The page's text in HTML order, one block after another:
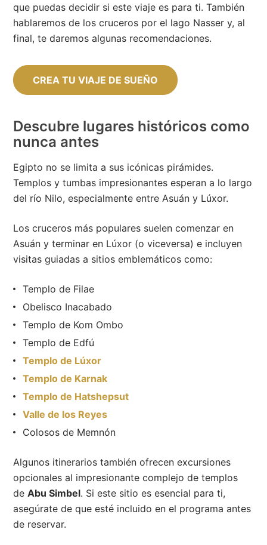
que puedas decidir si este viaje es para ti. También
hablaremos de los cruceros por el lago Nasser y, al
final, te daremos algunas recomendaciones.
CREA TU VIAJE DE SUEÑO
Descubre lugares históricos como
nunca antes
Egipto no se limita a sus icónicas pirámides.
Templos y tumbas impresionantes esperan a lo largo
del río Nilo, especialmente entre Asuán y Lúxor.
Los cruceros más populares suelen comenzar en
Asuán y terminar en Lúxor (o viceversa) e incluyen
visitas guiadas a sitios emblemáticos como:
Templo de Filae
Obelisco Inacabado
Templo de Kom Ombo
Templo de Edfú
Templo de Lúxor
Templo de Karnak
Templo de Hatshepsut
Valle de los Reyes
Colosos de Memnón
Algunos itinerarios también ofrecen excursiones
opcionales al impresionante complejo de templos
deAbu Simbel. Si este sitio es esencial para ti,
asegúrate de que esté incluido en el programa antes
de reservar.